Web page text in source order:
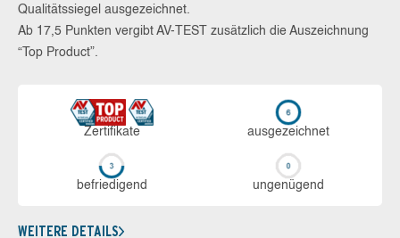
Qualitätssiegel ausgezeichnet.
Ab 17,5 Punkten vergibt AV-TEST zusätzlich die Auszeichnung
“Top Product”.
Zerti­fikate aus­ge­zeich­net
be­frie­di­gend un­ge­nü­gend
WEITERE DETAILS